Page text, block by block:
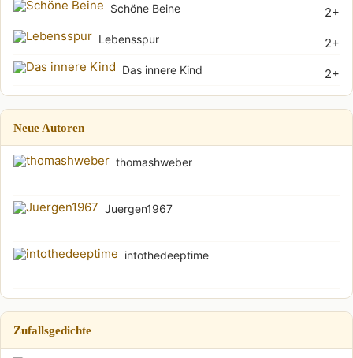
2+
Schöne Beine
2+
Lebensspur
2+
Das innere Kind
Neue Autoren
thomashweber
Juergen1967
intothedeeptime
Zufallsgedichte